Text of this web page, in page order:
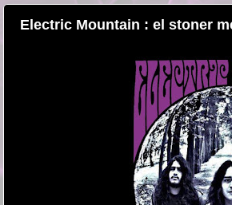
Electric Mountain : el stoner